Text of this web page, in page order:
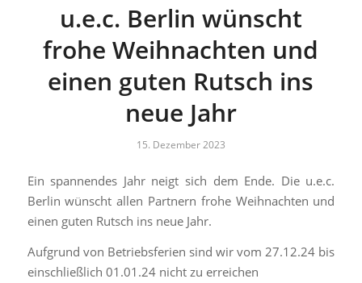
u.e.c. Berlin wünscht
frohe Weihnachten und
einen guten Rutsch ins
neue Jahr
15. Dezember 2023
Ein spannendes Jahr neigt sich dem Ende. Die u.e.c.
Berlin wünscht allen Partnern frohe Weihnachten und
einen guten Rutsch ins neue Jahr.
Aufgrund von Betriebsferien sind wir vom 27.12.24 bis
einschließlich 01.01.24 nicht zu erreichen